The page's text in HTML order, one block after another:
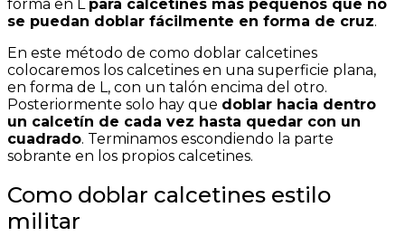
forma en L para calcetines más pequeños que no
se puedan doblar fácilmente en forma de cruz.
En este método de como doblar calcetines
colocaremos los calcetines en una superficie plana,
en forma de L, con un talón encima del otro.
Posteriormente solo hay que doblar hacia dentro
un calcetín de cada vez hasta quedar con un
cuadrado. Terminamos escondiendo la parte
sobrante en los propios calcetines.
Como doblar calcetines estilo
militar